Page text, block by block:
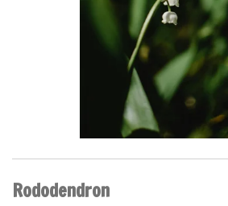
Rododendron